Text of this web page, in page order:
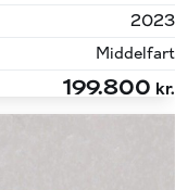
2023
Middelfart
199.800 kr.